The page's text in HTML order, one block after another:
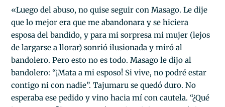
«Luego del abuso, no quise seguir con Masago. Le dije
que lo mejor era que me abandonara y se hiciera
esposa del bandido, y para mi sorpresa mi mujer (lejos
de largarse a llorar) sonrió ilusionada y miró al
bandolero. Pero esto no es todo. Masago le dijo al
bandolero: “¡Mata a mi esposo! Si vive, no podré estar
contigo ni con nadie”. Tajumaru se quedó duro. No
esperaba ese pedido y vino hacia mí con cautela. “¿Qué